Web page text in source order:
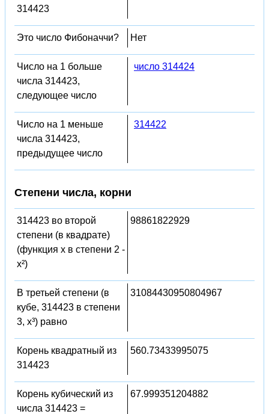
314423
Это число Фибоначчи? Нет
Число на 1 больше
числа 314423,
следующее число
число 314424
Число на 1 меньше
числа 314423,
предыдущее число
314422
Степени числа, корни
314423 во второй
степени (в квадрате)
(функция x в степени 2 -
x²)
98861822929
В третьей степени (в
кубе, 314423 в степени
3, x³) равно
31084430950804967
Корень квадратный из
314423
560.73433995075
Корень кубический из
числа 314423 =
67.999351204882